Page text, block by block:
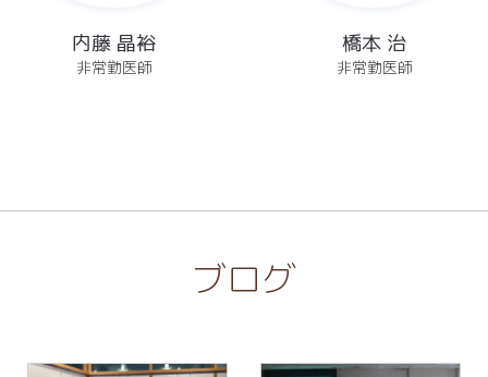
内藤 晶裕
非常勤医師
橋本 治
非常勤医師
ブログ